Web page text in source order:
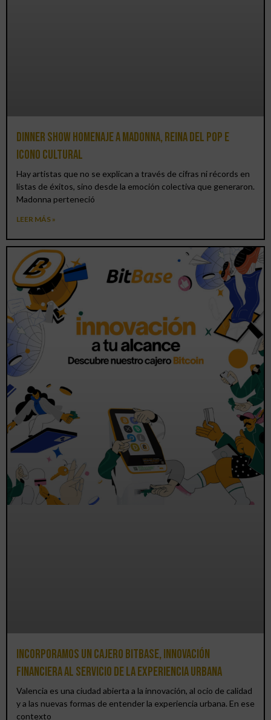
Dinner Show homenaje a Madonna, reina del pop e
icono cultural
Hay artistas que no se explican a través de cifras ni récords en
listas de éxitos, sino desde la emoción colectiva que generaron.
Madonna perteneció
LEER MÁS »
Incorporamos un cajero BitBase, innovación
financiera al servicio de la experiencia urbana
Valencia es una ciudad abierta a la innovación, al ocio de calidad
y a las nuevas formas de entender la experiencia urbana. En ese
contexto